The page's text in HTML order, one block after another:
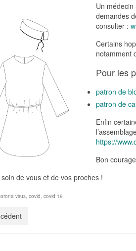
Un
demandes
consulter :
Certains
notamment
Pour les
patron de
patron de
Enfin
https://
Bon
de vous et de vos proches !
virus covid covid 19